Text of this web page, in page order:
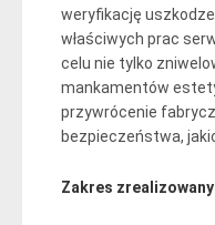
weryfikację
właściwych prac
celu nie tylko
mankamentów
przywrócenie
bezpieczeństwa,
Zakres